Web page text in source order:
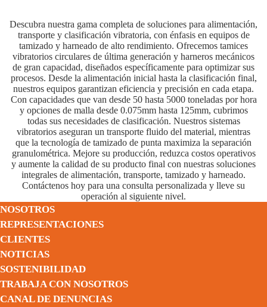
Descubra nuestra gama completa de soluciones para alimentación,
transporte y clasificación vibratoria, con énfasis en equipos de
tamizado y harneado de alto rendimiento. Ofrecemos tamices
vibratorios circulares de última generación y harneros mecánicos
de gran capacidad, diseñados específicamente para optimizar sus
procesos. Desde la alimentación inicial hasta la clasificación final,
nuestros equipos garantizan eficiencia y precisión en cada etapa.
Con capacidades que van desde 50 hasta 5000 toneladas por hora
y opciones de malla desde 0.075mm hasta 125mm, cubrimos
todas sus necesidades de clasificación. Nuestros sistemas
vibratorios aseguran un transporte fluido del material, mientras
que la tecnología de tamizado de punta maximiza la separación
granulométrica. Mejore su producción, reduzca costos operativos
y aumente la calidad de su producto final con nuestras soluciones
integrales de alimentación, transporte, tamizado y harneado.
Contáctenos hoy para una consulta personalizada y lleve su
operación al siguiente nivel.
NOSOTROS
REPRESENTACIONES
CLIENTES
NOTICIAS
SOSTENIBILIDAD
TRABAJA CON NOSOTROS
CANAL DE DENUNCIAS